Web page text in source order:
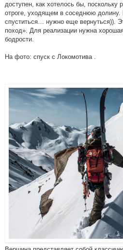
доступен, как хотелось бы, поскольку
отроге, уходящем в соседнюю долину.
спуститься… нужно еще вернуться)).
поход». Для реализации нужна
бодрости.
На фото: спуск с Локомотива .